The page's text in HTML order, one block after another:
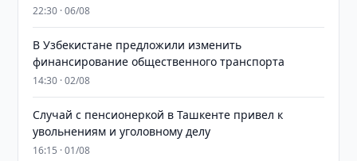
22:30 · 06/08
В Узбекистане предложили изменить
финансирование общественного транспорта
14:30 · 02/08
Случай с пенсионеркой в Ташкенте привел к
увольнениям и уголовному делу
16:15 · 01/08